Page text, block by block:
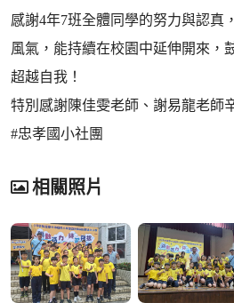
感謝4年7班全體同學的努力與認真
風氣，能持續在校園中延伸開來，
超越自我！
特別感謝陳佳雯老師、謝易龍老師
#忠孝國小社團
相關照片